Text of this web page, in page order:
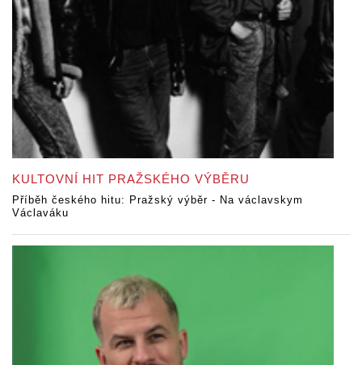
KULTOVNÍ HIT PRAŽSKÉHO VÝBĚRU
Příběh českého hitu: Pražský výběr - Na václavskym
Václaváku